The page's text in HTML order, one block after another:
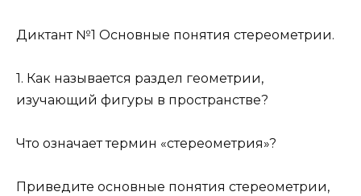
Диктант №1 Основные понятия стереометрии.
1. Как называется раздел геометрии,
изучающий фигуры в пространстве?
Что означает термин «стереометрия»?
Приведите основные понятия стереометрии,